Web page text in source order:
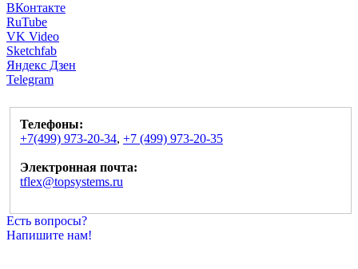
ВКонтакте
RuTube
VK Video
Sketchfab
Яндекс Дзен
Telegram
Телефоны:
+7(499) 973-20-34, +7 (499) 973-20-35
Электронная почта:
tflex@topsystems.ru
Есть вопросы?
Напишите нам!